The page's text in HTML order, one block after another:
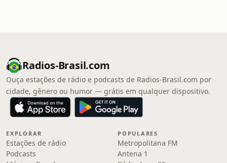
Radios-Brasil.com
Ouça estações de rádio e podcasts de Radios-Brasil.com por
cidade, gênero ou humor — grátis em qualquer dispositivo.
EXPLORAR
Estações de rádio
Podcasts
POPULARES
Metropolitana FM
Antena 1